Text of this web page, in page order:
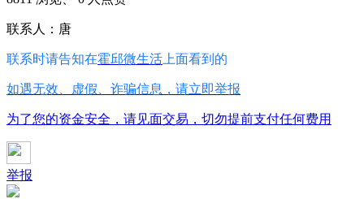
联系人：唐
联系时请告知在霍邱微生活 上面看到的
如遇无效、虚假、诈骗信息，请立即举报
为了您的资金安全，请见面交易，切勿提前支付任何费用
举报